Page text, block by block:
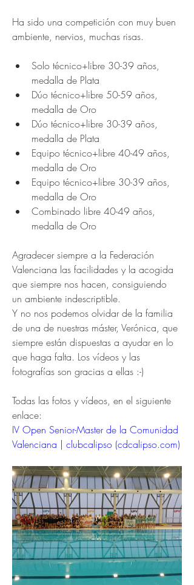
Ha sido una competición con muy buen
ambiente, nervios, muchas risas.
Solo técnico+libre 30-39 años,
medalla de Plata
Dúo técnico+libre 50-59 años,
medalla de Oro
Dúo técnico+libre 30-39 años,
medalla de Plata
Equipo técnico+libre 40-49 años,
medalla de Oro
Equipo técnico+libre 30-39 años,
medalla de Oro
Combinado libre 40-49 años,
medalla de Oro
Agradecer siempre a la Federación
Valenciana las facilidades y la acogida
que siempre nos hacen, consiguiendo
un ambiente indescriptible.
Y no nos podemos olvidar de la familia
de una de nuestras máster, Verónica, que
siempre están dispuestas a ayudar en lo
que haga falta. Los vídeos y las
fotografías son gracias a ellas :-)
Todas las fotos y vídeos, en el siguiente
enlace:
IV Open Senior-Master de la Comunidad
Valenciana | clubcalipso (cdcalipso.com)